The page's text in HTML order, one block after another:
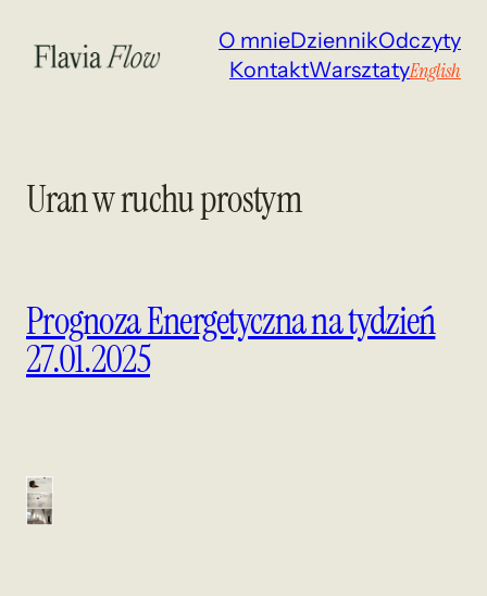
O mnieDziennikOdczyty
KontaktWarsztatyEnglish
Uran w ruchu prostym
Prognoza Energetyczna na tydzień
27.01.2025